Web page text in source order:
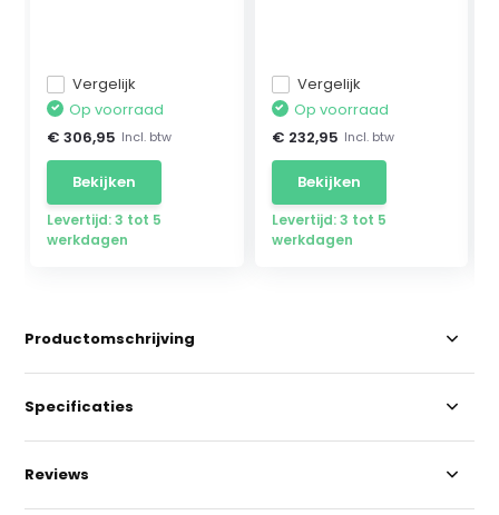
Vergelijk
Op voorraad
€ 306,95 Incl. btw
Bekijken
Levertijd: 3 tot 5
werkdagen
Vergelijk
Op voorraad
€ 232,95 Incl. btw
Bekijken
Levertijd: 3 tot 5
werkdagen
Productomschrijving
Specificaties
Reviews